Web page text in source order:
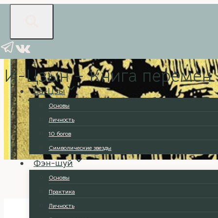
содержимому
Ба-Цзы
Основы
Личность
10 богов
Символические звезды
Фэн-шуй
Основы
Практика
Личность
И-Цзин
И-Цзын – Книга перемен.